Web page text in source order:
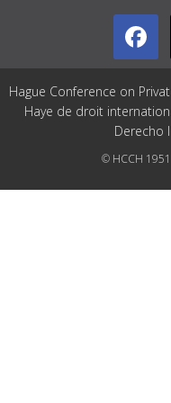
Hague Conference on
Haye de droit
Derecho
© HCCH